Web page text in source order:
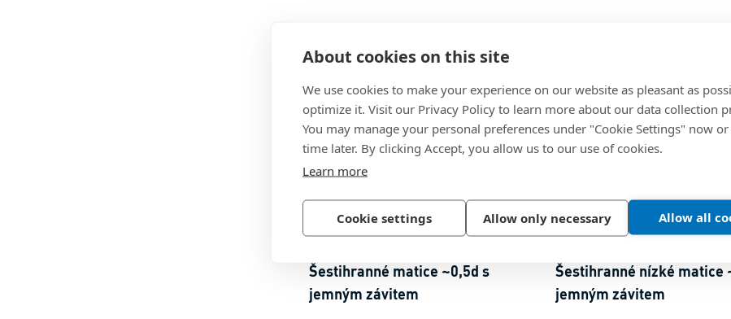
About cookies on this site
We use cookies to make your experience on our website as pleasant as
optimize it. Visit our Privacy Policy to learn more about our data collection
You may manage your personal preferences under "Cookie Settings" now
time later. By clicking Accept, you allow us to our use of cookies.
Learn more
Cookie settings Allow only necessary Allow all
1207
| DIN 439 B
~ISO 8675
Šestihranné matice ~0,5d s
jemným závitem
BN
20015
DIN 439 B-
~ISO 8675
Šestihranné nízké matice
jemným závitem